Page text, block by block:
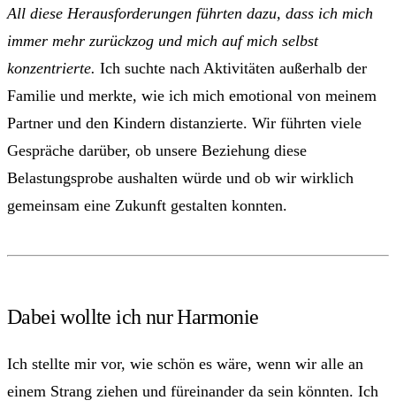
All diese Herausforderungen führten dazu, dass ich mich
immer mehr zurückzog und mich auf mich selbst
konzentrierte. Ich suchte nach Aktivitäten außerhalb der
Familie und merkte, wie ich mich emotional von meinem
Partner und den Kindern distanzierte. Wir führten viele
Gespräche darüber, ob unsere Beziehung diese
Belastungsprobe aushalten würde und ob wir wirklich
gemeinsam eine Zukunft gestalten konnten.
Dabei wollte ich nur Harmonie
Ich stellte mir vor, wie schön es wäre, wenn wir alle an
einem Strang ziehen und füreinander da sein könnten. Ich